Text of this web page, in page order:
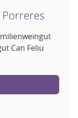
Porreres
Can Feliu